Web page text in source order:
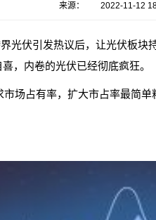
来源： 2022-11-12
光伏引发热议后，让光伏板
，内卷的光伏已经彻底疯狂。
场占有率，扩大市占率最简